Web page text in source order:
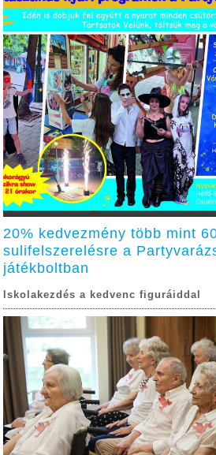
20% kedvezmény több mint
sulifelszerelésre a
játékboltban
Iskolakezdés a kedvenc figuráiddal